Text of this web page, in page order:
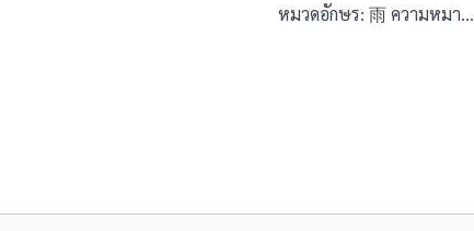
หมวดอักษร: 雨 ความหมา…